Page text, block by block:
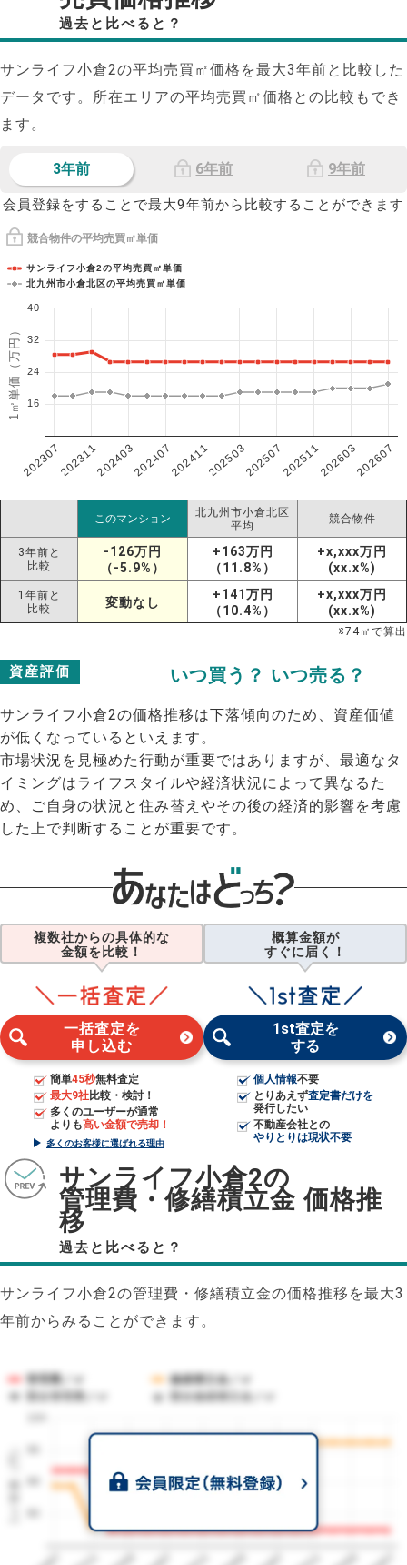
過去と比べると？
サンライフ小倉2の平均売買㎡価格を最大3年前と比較した
データです。所在エリアの平均売買㎡価格との比較もでき
ます。
3年前 6年前 9年前
会員登録をすることで最大9年前から比較することができます
競合物件の平均売買㎡単価
1㎡単価（万円）
サンライフ小倉2の平均売買㎡単価
北九州市小倉北区の平均売買㎡単価
202307202311202403202407202411202503202507202511202603202607
16
24
32
40
このマンション
北九州市小倉北区
平均
競合物件
3年前と
比較
-126万円
（-5.9%）
+163万円
（11.8%）
+x,xxx万円
(xx.x%)
1年前と
比較
変動なし
+141万円
（10.4%）
+x,xxx万円
(xx.x%)
※74㎡で算出
資産評価 いつ買う？ いつ売る？
サンライフ小倉2の価格推移は下落傾向のため、資産価値
が低くなっているといえます。
市場状況を見極めた行動が重要ではありますが、最適なタ
イミングはライフスタイルや経済状況によって異なるた
め、ご自身の状況と住み替えやその後の経済的影響を考慮
した上で判断することが重要です。
複数社からの具体的な
金額を比較！
一括査定を
申し込む
簡単45秒無料査定
最大9社比較・検討！
多くのユーザーが通常
よりも高い金額で売却！
多くのお客様に選ばれる理由
概算金額が
すぐに届く！
1st査定を
する
個人情報不要
とりあえず査定書だけを
発行したい
不動産会社との
やりとりは現状不要
サンライフ小倉2の
管理費・修繕積立金 価格推
移
過去と比べると？
サンライフ小倉2の管理費・修繕積立金の価格推移を最大3
年前からみることができます。
1㎡単価（円）
管理費／㎡
修繕積立金／㎡
競合管理費／㎡
競合修繕積立金／㎡